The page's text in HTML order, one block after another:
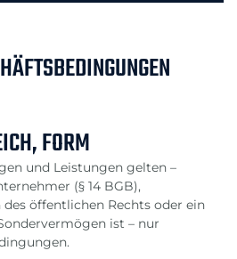
FORM
und Leistungen gelten –
(§ 14 BGB),
öffentlichen Rechts oder ein
ist – nur